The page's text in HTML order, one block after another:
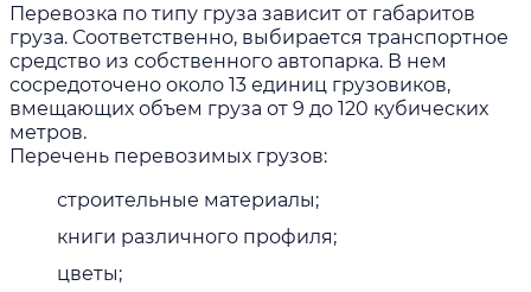
Перевозка по типу груза зависит от габаритов
груза. Соответственно, выбирается транспортное
средство из собственного автопарка. В нем
сосредоточено около 13 единиц грузовиков,
вмещающих объем груза от 9 до 120 кубических
метров.
Перечень перевозимых грузов:
строительные материалы;
книги различного профиля;
цветы;